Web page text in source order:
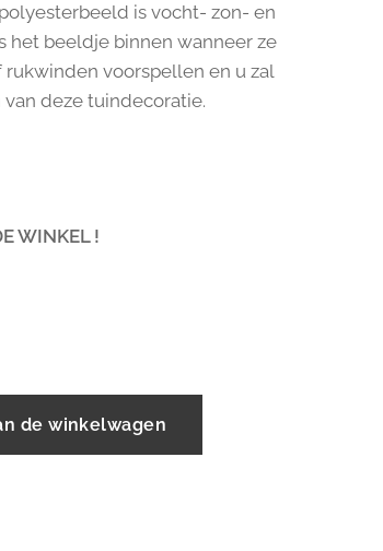
is vocht- zon- en
het beeldje binnen wanneer ze
rukwinden voorspellen en u zal
deze tuindecoratie.
WINKEL !
de winkelwagen